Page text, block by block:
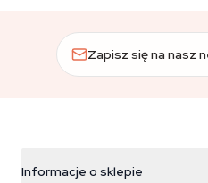
Zapisz się na nasz
Informacje o sklepie